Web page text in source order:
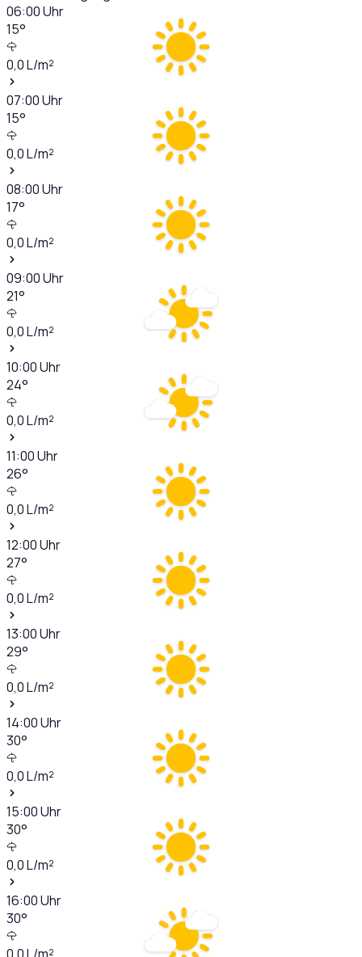
06:00Uhr
15°
0,0L/m²
07:00Uhr
15°
0,0L/m²
08:00Uhr
17°
0,0L/m²
09:00Uhr
21°
0,0L/m²
10:00Uhr
24°
0,0L/m²
11:00Uhr
26°
0,0L/m²
12:00Uhr
27°
0,0L/m²
13:00Uhr
29°
0,0L/m²
14:00Uhr
30°
0,0L/m²
15:00Uhr
30°
0,0L/m²
16:00Uhr
30°